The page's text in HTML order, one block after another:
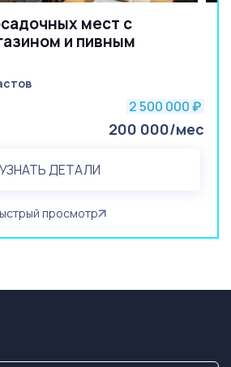
мест с
и пивным
2 500 000 ₽
200 000/мес
УЗНАТЬ ДЕТАЛИ
просмотр